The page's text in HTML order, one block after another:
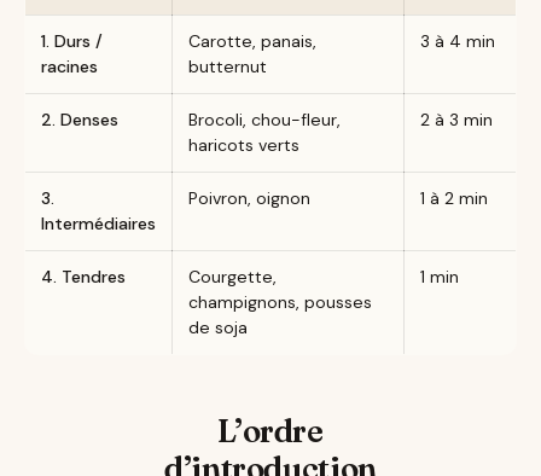
1. Durs /
racines
Carotte, panais,
butternut
3 à 4 min
2. Denses
Brocoli, chou-fleur,
haricots verts
2 à 3 min
3.
Intermédiaires
Poivron, oignon 1 à 2 min
4. Tendres
Courgette,
champignons, pousses
de soja
1 min
L’ordre